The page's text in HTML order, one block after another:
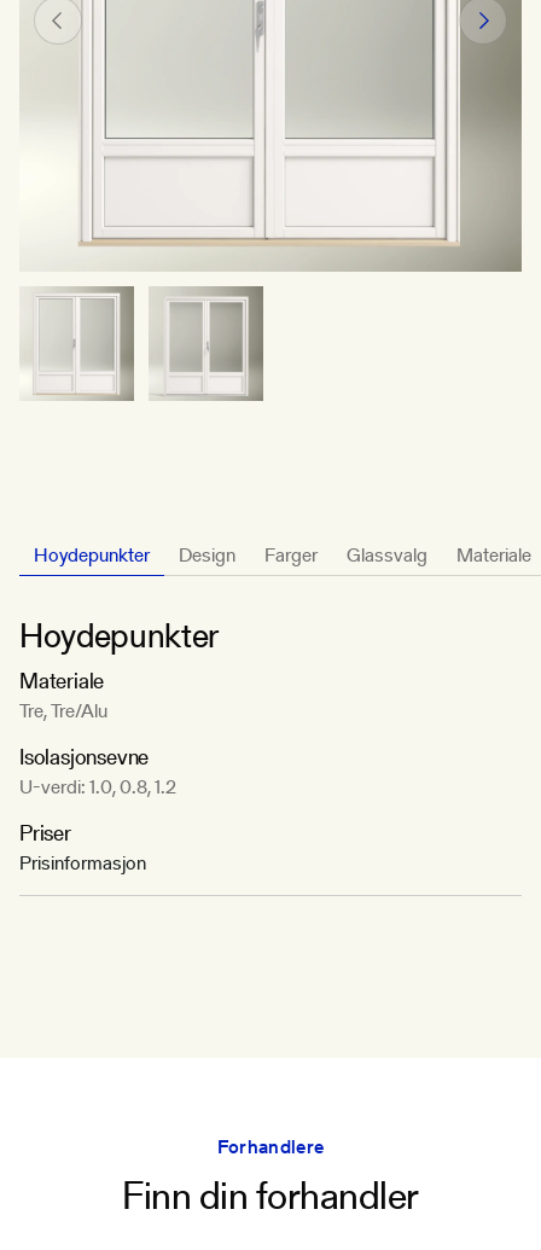
Hoydepunkter Design Farger Glassvalg Materiale
Hoydepunkter
Materiale
Tre, Tre/Alu
Isolasjonsevne
U-verdi: 1.0, 0.8, 1.2
Priser
Prisinformasjon
Forhandlere
Finn din forhandler